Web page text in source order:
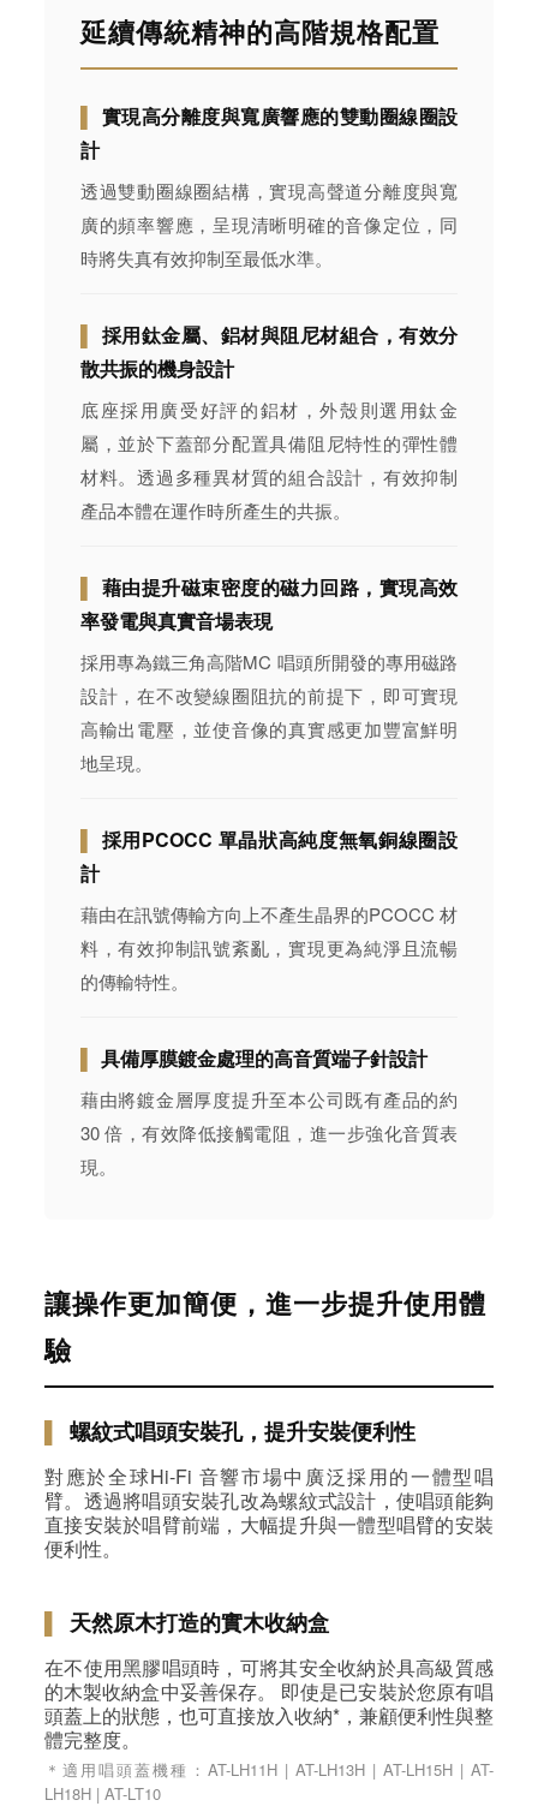
延續傳統精神的高階規格配置
實現高分離度與寬廣響應的雙動圈線圈設
計
透過雙動圈線圈結構，實現高聲道分離度與寬
廣的頻率響應，呈現清晰明確的音像定位，同
時將失真有效抑制至最低水準。
採用鈦金屬、鋁材與阻尼材組合，有效分
散共振的機身設計
底座採用廣受好評的鋁材，外殼則選用鈦金
屬，並於下蓋部分配置具備阻尼特性的彈性體
材料。透過多種異材質的組合設計，有效抑制
產品本體在運作時所產生的共振。
藉由提升磁束密度的磁力回路，實現高效
率發電與真實音場表現
採用專為鐵三角高階MC 唱頭所開發的專用磁路
設計，在不改變線圈阻抗的前提下，即可實現
高輸出電壓，並使音像的真實感更加豐富鮮明
地呈現。
採用PCOCC 單晶狀高純度無氧銅線圈設
計
藉由在訊號傳輸方向上不產生晶界的PCOCC 材
料，有效抑制訊號紊亂，實現更為純淨且流暢
的傳輸特性。
具備厚膜鍍金處理的高音質端子針設計
藉由將鍍金層厚度提升至本公司既有產品的約
30 倍，有效降低接觸電阻，進一步強化音質表
現。
讓操作更加簡便，進一步提升使用體
驗
▌ 螺紋式唱頭安裝孔，提升安裝便利性
對應於全球Hi‑Fi 音響市場中廣泛採用的一體型唱
臂。透過將唱頭安裝孔改為螺紋式設計，使唱頭能夠
直接安裝於唱臂前端，大幅提升與一體型唱臂的安裝
便利性。
▌ 天然原木打造的實木收納盒
在不使用黑膠唱頭時，可將其安全收納於具高級質感
的木製收納盒中妥善保存。 即使是已安裝於您原有唱
頭蓋上的狀態，也可直接放入收納*，兼顧便利性與整
體完整度。
＊適用唱頭蓋機種：AT-LH11H | AT-LH13H | AT-LH15H | AT-
LH18H | AT-LT10